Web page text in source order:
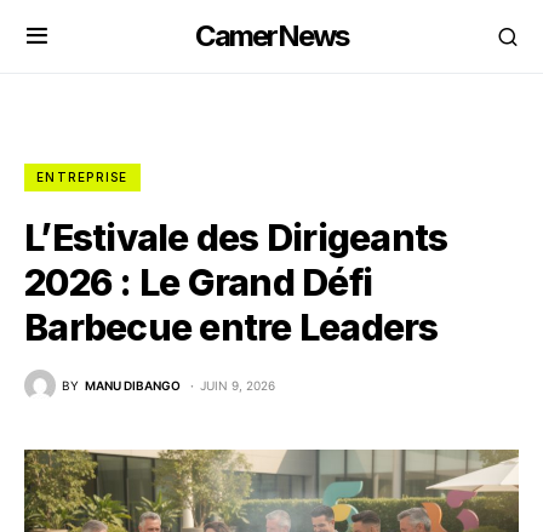
CamerNews
ENTREPRISE
L’Estivale des Dirigeants
2026 : Le Grand Défi
Barbecue entre Leaders
BY MANU DIBANGO JUIN 9, 2026